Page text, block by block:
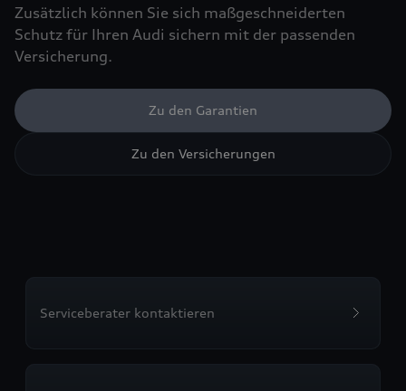
Zusätzlich können Sie sich maßgeschneiderten
Schutz für Ihren Audi sichern mit der passenden
Versicherung.
Zu den Garantien
Zu den Versicherungen
Serviceberater kontaktieren